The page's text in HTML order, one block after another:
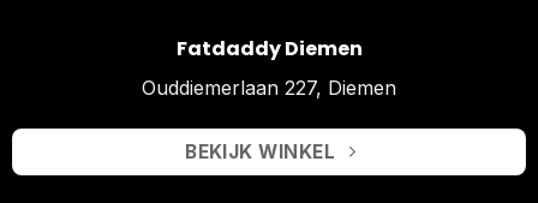
Fatdaddy Diemen
Ouddiemerlaan 227, Diemen
BEKIJK WINKEL